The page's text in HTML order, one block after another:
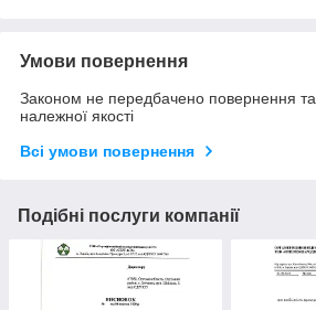
Умови повернення
Законом не передбачено повернення
належної якості
Всі умови повернення
Подібні послуги компанії